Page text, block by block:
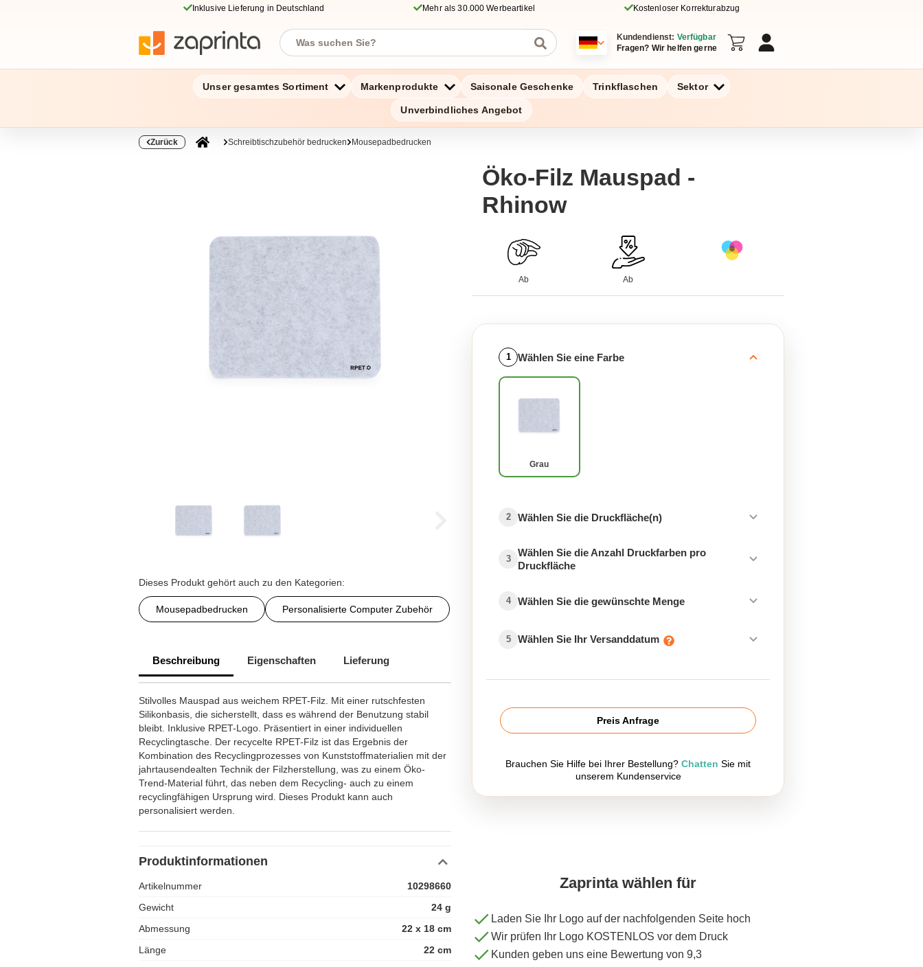
Inklusive Lieferung in Deutschland Mehr als 30.000 Werbeartikel Kostenloser Korrekturabzug
Kundendienst: Verfügbar
Fragen? Wir helfen gerne
Unser gesamtes Sortiment Markenprodukte Saisonale Geschenke Trinkflaschen Sektor
Unverbindliches Angebot
Zurück Schreibtischzubehör bedrucken Mousepadbedrucken
Dieses Produkt gehört auch zu den Kategorien:
Mousepadbedrucken Personalisierte Computer Zubehör
Beschreibung Eigenschaften Lieferung
Stilvolles Mauspad aus weichem RPET-Filz. Mit einer rutschfesten
Silikonbasis, die sicherstellt, dass es während der Benutzung stabil
bleibt. Inklusive RPET-Logo. Präsentiert in einer individuellen
Recyclingtasche. Der recycelte RPET-Filz ist das Ergebnis der
Kombination des Recyclingprozesses von Kunststoffmaterialien mit der
jahrtausendealten Technik der Filzherstellung, was zu einem Öko-
Trend-Material führt, das neben dem Recycling- auch zu einem
recyclingfähigen Ursprung wird. Dieses Produkt kann auch
personalisiert werden.
Produktinformationen
Artikelnummer
10298660
Gewicht
24 g
Abmessung
22 x 18 cm
Länge
22 cm
Öko-Filz Mauspad -
Rhinow
Ab Ab
1 Wählen Sie eine Farbe
Grau
2 Wählen Sie die Druckfläche(n)
3
Wählen Sie die Anzahl Druckfarben pro
Druckfläche
4 Wählen Sie die gewünschte Menge
5 Wählen Sie Ihr Versanddatum
Preis Anfrage
Brauchen Sie Hilfe bei Ihrer Bestellung? Chatten Sie mit
unserem Kundenservice
Zaprinta wählen für
Laden Sie Ihr Logo auf der nachfolgenden Seite hoch
Wir prüfen Ihr Logo KOSTENLOS vor dem Druck
Kunden geben uns eine Bewertung von 9,3